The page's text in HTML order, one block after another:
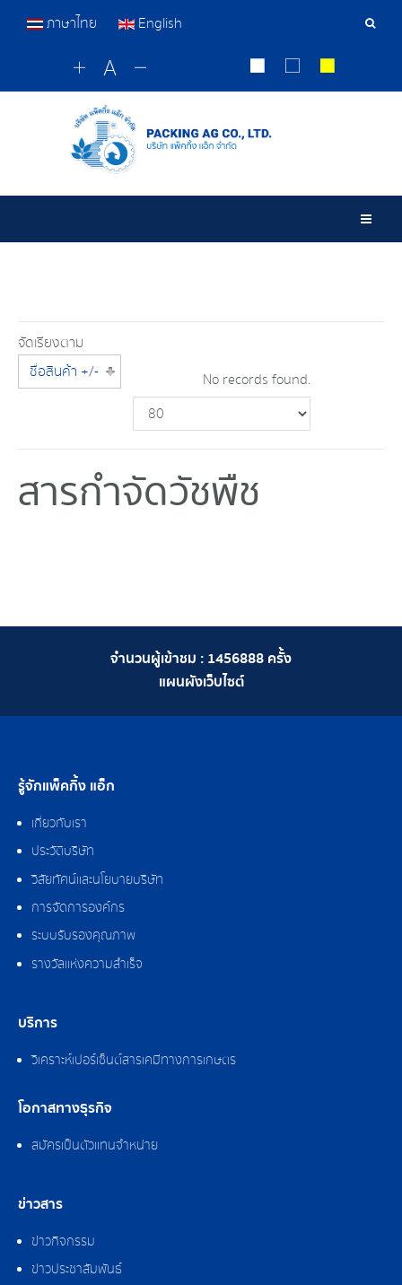
เครื่อ
ภาษาไทย English
จัดเรียงตาม
ชื่อสินค้า +/-
No records found.
สารกำจัดวัชพืช
จำนวนผู้เข้าชม : 1456888 ครั้ง
แผนผังเว็บไซต์
รู้จักแพ็คกิ้ง แอ็ก
เกี่ยวกับเรา
ประวัติบริษัท
วิสัยทัศน์และนโยบายบริษัท
การจัดการองค์กร
ระบบรับรองคุณภาพ
รางวัลแห่งความสำเร็จ
บริการ
วิเคราะห์เปอร์เซ็นต์สารเคมีทางการเกษตร
โอกาสทางธุรกิจ
สมัครเป็นตัวแทนจำหน่าย
ข่าวสาร
ข่าวกิจกรรม
ข่าวประชาสัมพันธ์